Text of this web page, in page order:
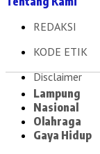
REDAKSI
KODE ETIK
Disclaimer
Lampung
Nasional
Olahraga
Gaya Hidup